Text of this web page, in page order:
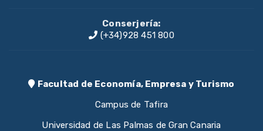
Conserjería:
(+34)928 451 800
Facultad de Economía, Empresa y Turismo
Campus de Tafira
Universidad de Las Palmas de Gran Canaria